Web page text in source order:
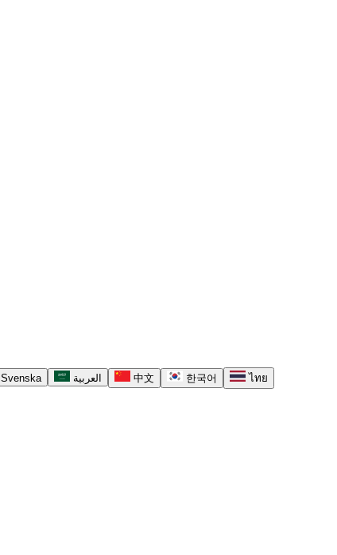
Svenska العربية 中文 한국어
ไทย